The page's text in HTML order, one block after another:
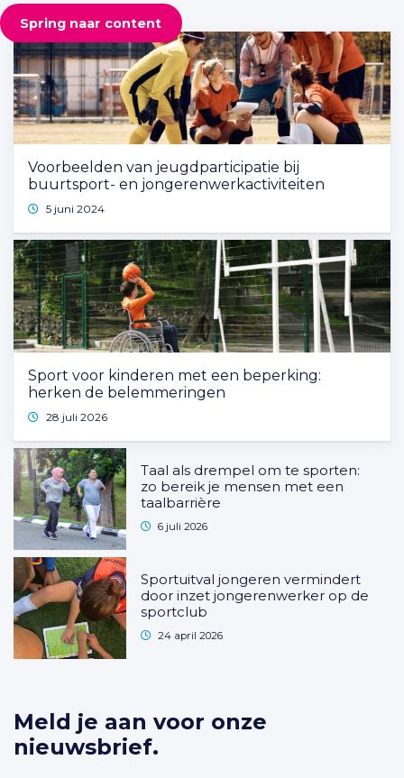
Spring naar content
Voorbeelden van jeugdparticipatie bij
buurtsport- en jongerenwerkactiviteiten
5 juni 2024
Sport voor kinderen met een beperking:
herken de belemmeringen
28 juli 2026
Taal als drempel om te sporten:
zo bereik je mensen met een
taalbarrière
6 juli 2026
Sportuitval jongeren vermindert
door inzet jongerenwerker op de
sportclub
24 april 2026
Meld je aan voor onze
nieuwsbrief.